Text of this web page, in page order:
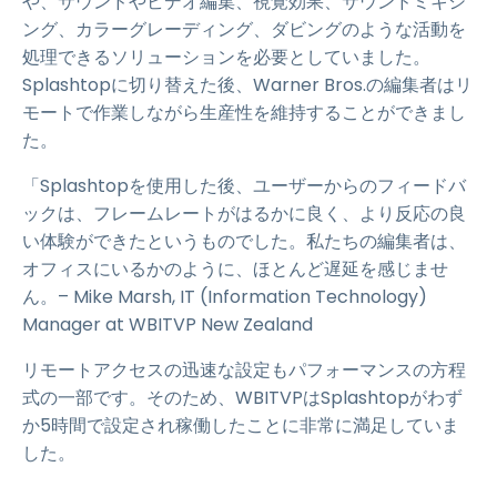
ング、カラーグレーディング、ダビングのような活動を
処理できるソリューションを必要としていました。
Splashtopに切り替えた後、Warner Bros.の編集者はリ
モートで作業しながら生産性を維持することができまし
た。
「Splashtopを使用した後、ユーザーからのフィードバ
ックは、フレームレートがはるかに良く、より反応の良
い体験ができたというものでした。私たちの編集者は、
オフィスにいるかのように、ほとんど遅延を感じませ
ん。– Mike Marsh, IT (Information Technology)
Manager at WBITVP New Zealand
リモートアクセスの迅速な設定もパフォーマンスの方程
式の一部です。そのため、WBITVPはSplashtopがわず
か5時間で設定され稼働したことに非常に満足していま
した。